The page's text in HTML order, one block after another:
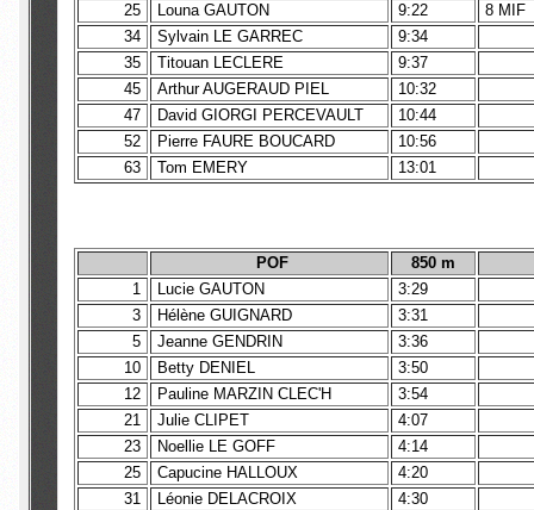
25
Louna GAUTON 9:22
8 MIF
34
Sylvain LE GARREC
9:34
35
Titouan LECLERE
9:37
45
Arthur AUGERAUD PIEL
10:32
47
David GIORGI PERCEVAULT
10:44
52
Pierre FAURE BOUCARD
10:56
63
Tom EMERY 13:01
POF
850 m
1
Lucie GAUTON
3:29
3
Hélène GUIGNARD
3:31
5
Jeanne GENDRIN
3:36
10
Betty DENIEL
3:50
12
Pauline MARZIN CLEC'H
3:54
21
Julie CLIPET
4:07
23
Noellie LE GOFF
4:14
25
Capucine HALLOUX
4:20
31
Léonie DELACROIX
4:30